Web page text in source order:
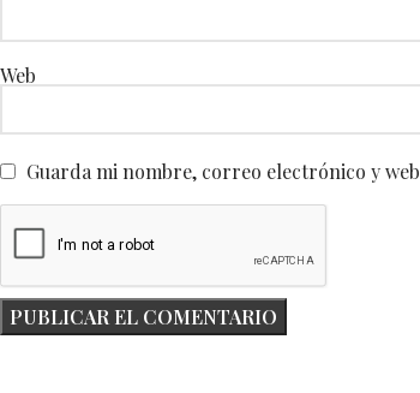
Web
Guarda mi nombre, correo electrónico y